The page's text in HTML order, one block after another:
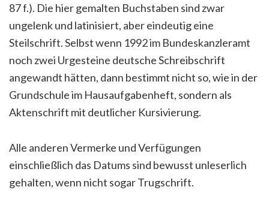
87 f.). Die hier gemalten Buchstaben sind zwar
ungelenk und latinisiert, aber eindeutig eine
Steilschrift. Selbst wenn 1992 im Bundeskanzleramt
noch zwei Urgesteine deutsche Schreibschrift
angewandt hätten, dann bestimmt nicht so, wie in der
Grundschule im Hausaufgabenheft, sondern als
Aktenschrift mit deutlicher Kursivierung.
Alle anderen Vermerke und Verfügungen
einschließlich das Datums sind bewusst unleserlich
gehalten, wenn nicht sogar Trugschrift.